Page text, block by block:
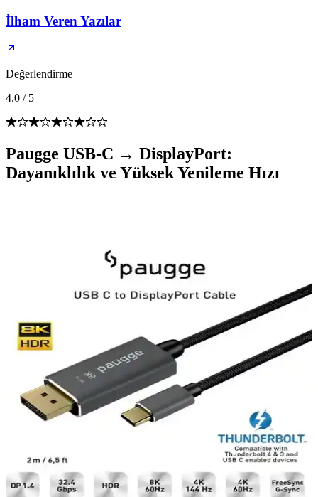
İlham Veren Yazılar
Değerlendirme
4.0 / 5
Paugge USB-C → DisplayPort:
Dayanıklılık ve Yüksek Yenileme Hızı